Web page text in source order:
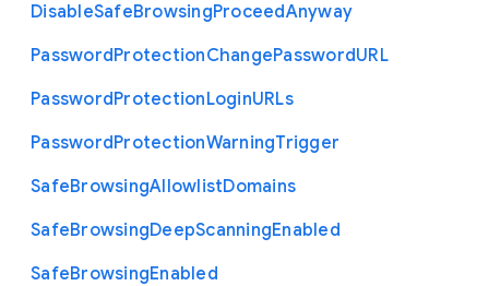
DisableSafeBrowsingProceedAnyway
PasswordProtectionChangePasswordURL
PasswordProtectionLoginURLs
PasswordProtectionWarningTrigger
SafeBrowsingAllowlistDomains
SafeBrowsingDeepScanningEnabled
SafeBrowsingEnabled